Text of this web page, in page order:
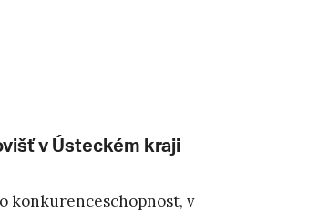
v Ústeckém kraji
konkurenceschopnost, v